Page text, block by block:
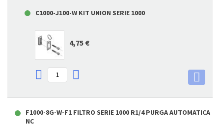
C1000-J100-W KIT UNION SERIE 1000
4,75 €
F1000-8G-W-F1 FILTRO SERIE 1000 R1/4 PURGA AUTOMATICA
NC